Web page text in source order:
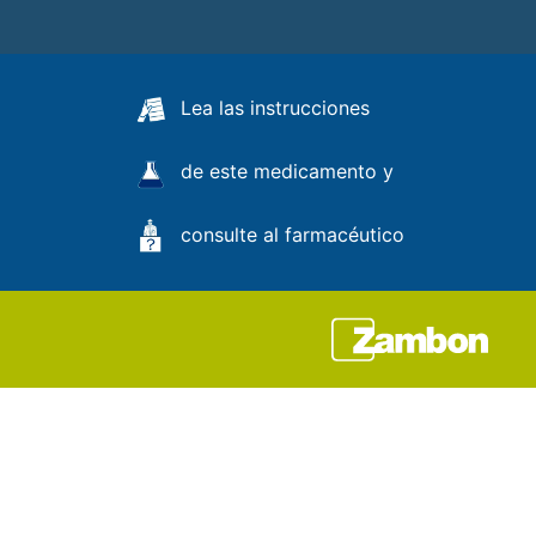
Lea las instrucciones
de este medicamento y
consulte al farmacéutico